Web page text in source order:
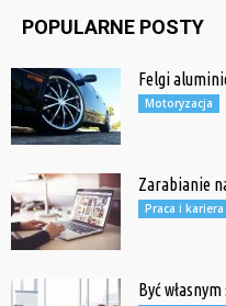
POPULARNE POSTY
Felgi
Motoryzacja
Zarabianie
Praca i kariera
Być